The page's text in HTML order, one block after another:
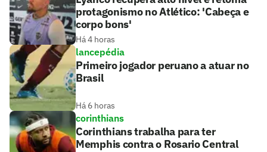
protagonismo no Atlético: 'Cabeça e
corpo bons'
Há 4 horas
lancepédia
Primeiro jogador peruano a atuar no
Brasil
Há 6 horas
corinthians
Corinthians trabalha para ter
Memphis contra o Rosario Central